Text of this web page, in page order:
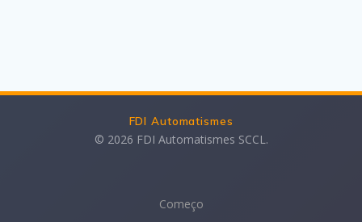
FDI Automatismes
© 2026 FDI Automatismes SCCL.
Começo